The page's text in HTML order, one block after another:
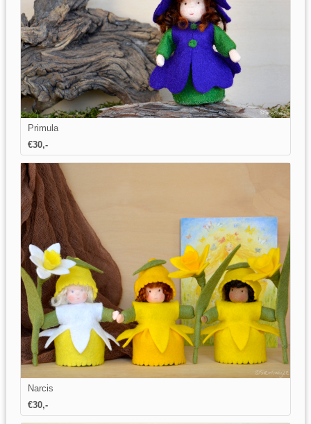
Primula
€30,-
Narcis
€30,-